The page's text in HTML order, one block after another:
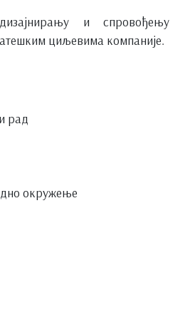
и спровођењу
циљевима компаније.
рад
окружење